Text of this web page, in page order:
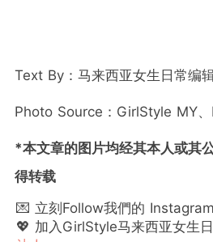
Text By：马来西亚女生日常编
Photo Source：GirlStyle MY
*本文章的图片均经其本人或其
得转载
💌 立刻Follow我們的 Instagram
💖 加入GirlStyle马来西亚女生